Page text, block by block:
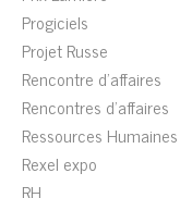
Progiciels
Projet Russe
Rencontre d'affaires
Rencontres d'affaires
Ressources Humaines
Rexel expo
RH